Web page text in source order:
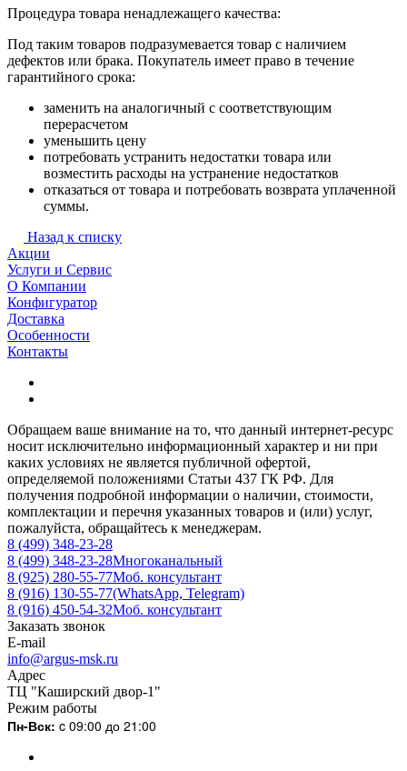
Процедура товара ненадлежащего качества:
Под таким товаров подразумевается товар с наличием
дефектов или брака. Покупатель имеет право в течение
гарантийного срока:
заменить на аналогичный с соответствующим
перерасчетом
уменьшить цену
потребовать устранить недостатки товара или
возместить расходы на устранение недостатков
отказаться от товара и потребовать возврата уплаченной
суммы.
Назад к списку
Акции
Услуги и Сервис
О Компании
Конфигуратор
Доставка
Особенности
Контакты
Обращаем ваше внимание на то, что данный интернет-ресурс
носит исключительно информационный характер и ни при
каких условиях не является публичной офертой,
определяемой положениями Статьи 437 ГК РФ. Для
получения подробной информации о наличии, стоимости,
комплектации и перечня указанных товаров и (или) услуг,
пожалуйста, обращайтесь к менеджерам.
8 (499) 348-23-28
8 (499) 348-23-28Многоканальный
8 (925) 280-55-77Моб. консультант
8 (916) 130-55-77(WhatsApp, Telegram)
8 (916) 450-54-32Моб. консультант
Заказать звонок
E-mail
info@argus-msk.ru
Адрес
ТЦ "Каширский двор-1"
Режим работы
Пн-Вск: c 09:00 до 21:00